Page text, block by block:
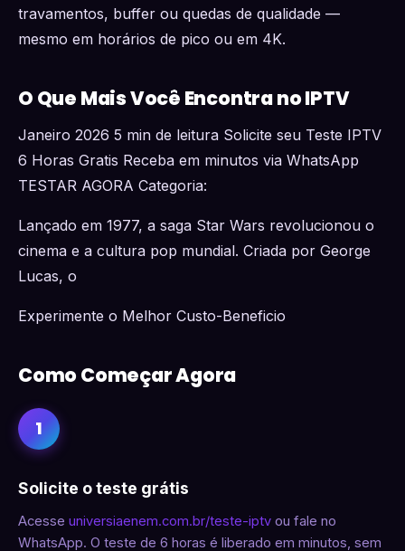
travamentos, buffer ou quedas de qualidade —
mesmo em horários de pico ou em 4K.
O Que Mais Você Encontra no IPTV
Janeiro 2026 5 min de leitura Solicite seu Teste IPTV
6 Horas Gratis Receba em minutos via WhatsApp
TESTAR AGORA Categoria:
Lançado em 1977, a saga Star Wars revolucionou o
cinema e a cultura pop mundial. Criada por George
Lucas, o
Experimente o Melhor Custo-Beneficio
Como Começar Agora
1
Solicite o teste grátis
Acesse universiaenem.com.br/teste-iptv ou fale no
WhatsApp. O teste de 6 horas é liberado em minutos, sem